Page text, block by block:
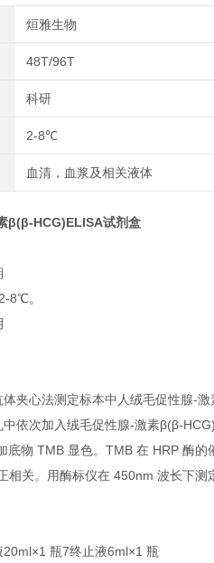
烜雅生物
48T/96T
科研
2-8℃
血清，血浆及相关液体
β(β-HCG)ELISA试剂盒
8℃。
夹心法测定标本中人绒毛促性腺-
依次加入绒毛促性腺-激素β(β-
底物 TMB 显色。TMB 在 HRP 酶
相关。用酶标仪在 450nm 波长下
20ml×1 瓶7终止液6ml×1 瓶